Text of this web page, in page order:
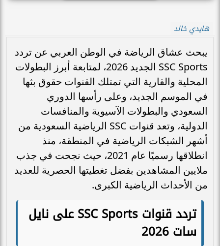
هايدي خالد
يبحث عشاق الرياضة في الوطن العربي عن تردد
SSC Sports الجديد 2026، لمتابعة أبرز البطولات
المحلية والقارية التي تمتلك القنوات حقوق بثها
في الموسم الجديد، وعلى رأسها الدوري
السعودي والبطولات الآسيوية والمنافسات
الدولية، وتعد قنوات SSC الرياضية السعودية من
أشهر الشبكات الرياضية في المنطقة، منذ
انطلاقها رسميًا عام 2021، حيث نجحت في جذب
ملايين المشاهدين بفضل تغطيتها الحصرية للعديد
من الأحداث الرياضية الكبرى.
تردد قنوات SSC Sports على نايل
سات 2026